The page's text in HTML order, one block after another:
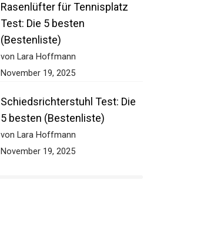
Rasenlüfter für Tennisplatz
Test: Die 5 besten
(Bestenliste)
von Lara Hoffmann
November 19, 2025
Schiedsrichterstuhl Test: Die
5 besten (Bestenliste)
von Lara Hoffmann
November 19, 2025